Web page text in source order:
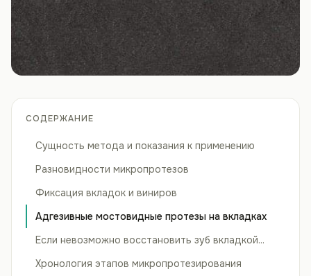
СОДЕРЖАНИЕ
Сущность метода и показания к применению
Разновидности микропротезов
Фиксация вкладок и виниров
Адгезивные мостовидные протезы на вкладках
Если невозможно восстановить зуб вкладкой...
Хронология этапов микропротезирования